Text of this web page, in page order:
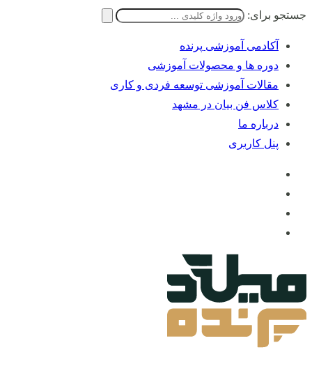
جستجو برای:
آکادمی آموزشی پرنده
دوره ها و محصولات آموزشی
مقالات آموزشی توسعه فردی و کاری
کلاس فن بیان در مشهد
درباره ما
پنل کاربری